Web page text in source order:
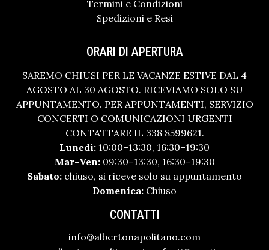
Termini e Condizioni
Spedizioni e Resi
ORARI DI APERTURA
SAREMO CHIUSI PER LE VACANZE ESTIVE DAL 4
AGOSTO AL 30 AGOSTO. RICEVIAMO SOLO SU
APPUNTAMENTO. PER APPUNTAMENTI, SERVIZIO
CONCERTI O COMUNICAZIONI URGENTI
CONTATTARE IL 338 8599621.
Lunedì: 10:00–13:30, 16:30–19:30
Mar–Ven:09:30–13:30, 16:30–19:30
Sabato: chiuso, si riceve solo su appuntamento
Domenica: Chiuso
CONTATTI
info@albertonapolitano.com